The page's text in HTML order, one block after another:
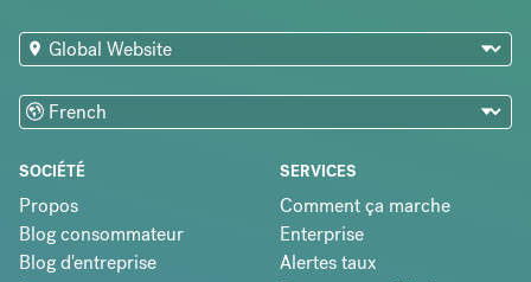
SOCIÉTÉ
Propos
Blog consommateur
Blog d'entreprise
SERVICES
Comment ça marche
Enterprise
Alertes taux